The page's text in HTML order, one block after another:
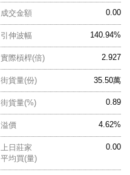
0.00
成交金額
140.94%
引伸波幅
2.927
實際槓桿(倍)
35.50萬
街貨量(份)
0.89
街貨量(%)
4.62%
溢價
0.00
上日莊家
平均買(量)